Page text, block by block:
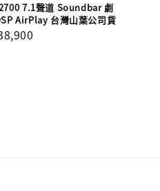
7.1聲道 Soundbar 劇
AirPlay 台灣山葉公司貨